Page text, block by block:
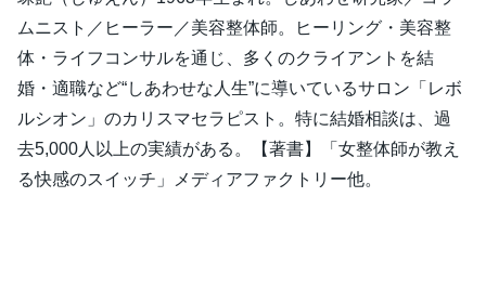
ムニスト／ヒーラー／美容整体師。ヒーリング・美容整
体・ライフコンサルを通じ、多くのクライアントを結
婚・適職など“しあわせな人生”に導いているサロン「レボ
ルシオン」のカリスマセラピスト。特に結婚相談は、過
去5,000人以上の実績がある。【著書】「女整体師が教え
る快感のスイッチ」メディアファクトリー他。